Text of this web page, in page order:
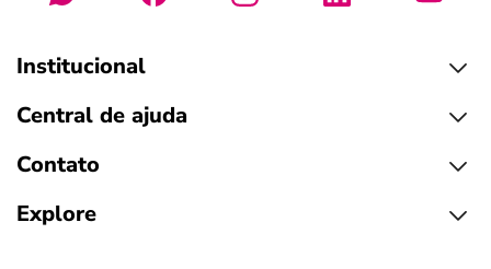
Institucional
Central de ajuda
Contato
Explore